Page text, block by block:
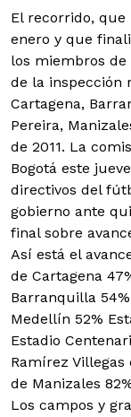
El recorrido, que
enero y que
los miembros de
de la inspección
Cartagena,
Pereira,
de 2011. La
Bogotá este
directivos del
gobierno ante
final sobre
Así está el
de Cartagena
Barranquilla
Medellín 52%
Estadio
Ramírez Villegas
de Manizales
Los campos y